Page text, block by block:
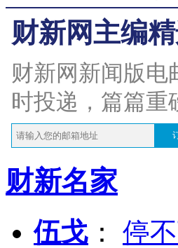
财新网主编
财新网新闻版电
时投递，篇篇重
财新名家
伍戈 ： 停